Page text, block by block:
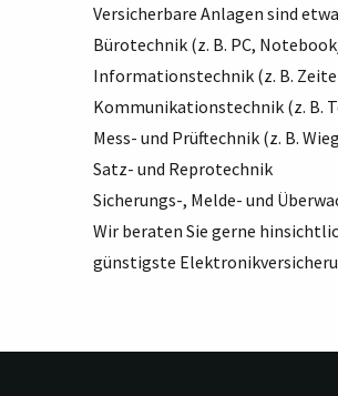
Versicherbare Anlagen sind
Bürotechnik (z. B. PC,
Informationstechnik (z. B.
Kommunikationstechnik (z. B.
Mess- und Prüftechnik (z. B.
Satz- und Reprotechnik
Sicherungs-, Melde- und
Wir beraten Sie gerne
günstigste